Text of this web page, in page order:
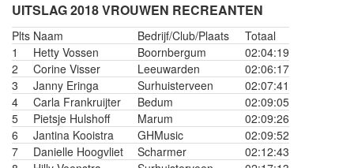
UITSLAG 2018 VROUWEN RECREANTEN
Plts Naam Bedrijf/Club/Plaats
Totaal
1
Hetty Vossen Boornbergum
02:04:19
2
Corine Visser Leeuwarden
02:06:17
3
Janny Eringa Surhuisterveen
02:07:41
4
Carla Frankruijter Bedum
02:09:05
5
Pietsje Hulshoff Marum
02:09:26
6
Jantina Kooistra GHMusic
02:09:52
7
Danielle Hoogvliet Scharmer
02:12:43